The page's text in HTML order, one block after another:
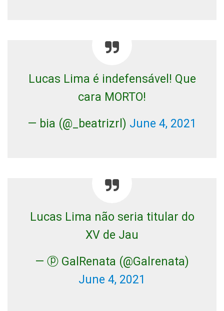
Lucas Lima é indefensável! Que
cara MORTO!
— bia (@_beatrizrl) June 4, 2021
Lucas Lima não seria titular do
XV de Jau
— ⓟ GalRenata (@Galrenata)
June 4, 2021